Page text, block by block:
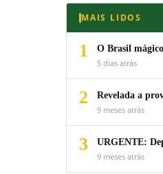
MAIS LIDOS
1
O Brasil
5 dias atrás
2
Revelada a
9 meses atrás
3
URGENTE:
9 meses atrás